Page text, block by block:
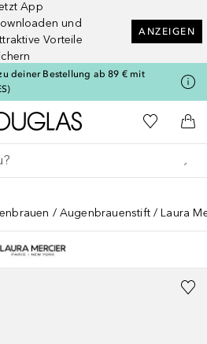
App
und
Vorteile
ANZEIGEN
deiner Bestellung ab 89 € mit
Zur Douglas Startseite
Zu Meiner
Augenbrauenstift Laura